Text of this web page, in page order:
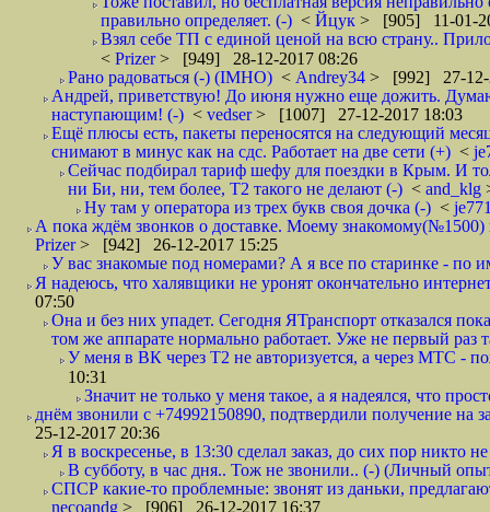
правильно определяет. (-) < Йцук > [905] 11-01-
Взял себе ТП с единой ценой на всю страну..
< Prizer> [949] 28-12-2017 08:26
Рано радоваться (-) (IMHO) < Andrey34 > [992] 27-12-
Андрей, приветствую! До июня нужно еще дожить.
наступающим! (-) < vedser> [1007] 27-12-2017 18:03
Ещё плюсы есть, пакеты переносятся на следующий
снимают в минус как на сдс. Работает на две сети (+) <
Сейчас подбирал тариф шефу для поездки в Крым. И
ни Би, ни, тем более, Т2 такого не делают (-) < and_klg
Ну там у оператора из трех букв своя дочка (-) <
А пока ждём звонков о доставке. Моему знакомому(№1500)
Prizer> [942] 26-12-2017 15:25
У вас знакомые под номерами? А я все по старинке - по
Я надеюсь, что халявщики не уронят окончательно
07:50
Она и без них упадет. Сегодня ЯТранспорт отказался
том же аппарате нормально работает. Уже не первый раз
У меня в ВК через Т2 не авторизуется, а через МТС -
10:31
Значит не только у меня такое, а я надеялся, что
днём звонили с +74992150890, подтвердили получение на
25-12-2017 20:36
Я в воскресенье, в 13:30 сделал заказ, до сих пор никто
В субботу, в час дня.. Тож не звонили.. (-) (Личный
СПСР какие-то проблемные: звонят из даньки,
necoandg > [906] 26-12-2017 16:37